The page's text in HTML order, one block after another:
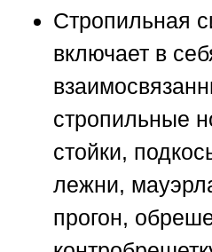
Стропильная
включает в
стропильные
стойки,
лежни,
прогон,